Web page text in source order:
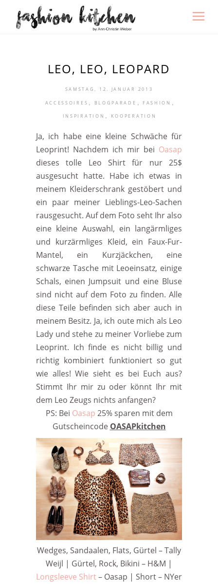
LEO, LEO, LEOPARD
SAMSTAG, 12. JANUAR 2013
ACCESSOIRES , BLOGPARADE , FASHION ,
INSPIRATION , KOOPERATION
Ja, ich habe eine kleine Schwäche für
Leoprint! Nachdem ich mir bei Oasap
dieses tolle Leo Shirt für nur 25$
ausgesucht hatte. Habe ich etwas in
meinem Kleiderschrank gestöbert und
ein paar meiner Lieblings-Leo-Sachen
rausgesucht. Auf dem Foto seht Ihr also
eine kleine Auswahl, ein langärmliges
und kurzärmliges Kleid, ein Faux-Fur-
Mantel, ein Kurzjäckchen, eine
schwarze Tasche mit Leoeinsatz, einige
Schals, einen Jumpsuit und eine Bluse
sind nicht auf dem Foto zu finden. Alle
diese Teile befinden sich aber auch in
meinem Besitz. Ja, ich oute mich als Leo
Lady und stehe zu meiner Vorliebe zum
Leoprint. Ich finde es nicht billig und
richtig kombiniert funktioniert so gut
wie alles! Wie sieht es bei Euch aus?
Stimmt Ihr mir zu oder könnt Ihr mit
dem Leo Zeugs nichts anfangen?
PS: Bei Oasap 25% sparen mit dem
Gutscheincode OASAPkitchen
Wedges, Sandaalen, Flats, Gürtel – Tally
Weijl | Gürtel, Rock, Bikini – H&M |
Longsleeve Shirt– Oasap | Short – NYer